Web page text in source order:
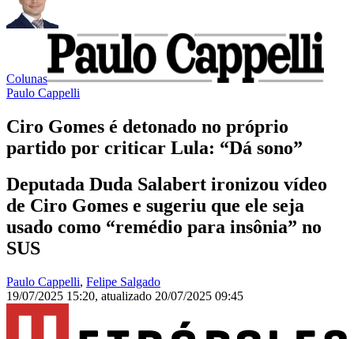
Colunas
Paulo Cappelli
Ciro Gomes é detonado no próprio
partido por criticar Lula: “Dá sono”
Deputada Duda Salabert ironizou vídeo
de Ciro Gomes e sugeriu que ele seja
usado como “remédio para insônia” no
SUS
Paulo Cappelli, Felipe Salgado
19/07/2025 15:20, atualizado 20/07/2025 09:45